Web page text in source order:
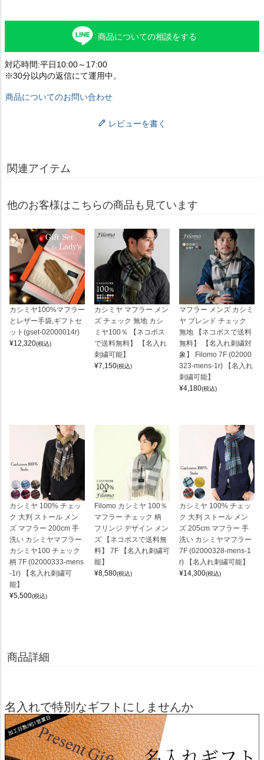
商品についての相談をする
対応時間:平日10:00～17:00
※30分以内の返信にて運用中。
商品についてのお問い合わせ
レビューを書く
関連アイテム
他のお客様はこちらの商品も見ています
カシミヤ100%マフラー
とレザー手袋,ギフトセ
ット(gset-02000014r)
¥12,320(税込)
カシミヤ マフラー メン
ズ チェック 無地 カシ
ミヤ100％ 【ネコポス
で送料無料】 【名入れ
刺繍可能】
¥7,150(税込)
マフラー メンズ カシミ
ヤ ブレンド チェック
無地 【ネコポスで送料
無料】 【名入れ刺繍対
象】 Filomo 7F (02000
323-mens-1r) 【名入れ
刺繍可能】
¥4,180(税込)
カシミヤ 100% チェッ
ク 大判 ストール メン
ズ マフラー 200cm 手
洗い カシミヤマフラー
カシミヤ100 チェック
柄 7F (02000333-mens
-1r) 【名入れ刺繍可
能】
¥5,500(税込)
Filomo カシミヤ 100％
マフラー チェック 柄
フリンジ デザイン メン
ズ 【ネコポスで送料無
料】 7F 【名入れ刺繍可
能】
¥8,580(税込)
カシミヤ 100% チェッ
ク 大判 ストール メン
ズ 205cm マフラー 手
洗い カシミヤマフラー
7F (02000328-mens-1
r) 【名入れ刺繍可能】
¥14,300(税込)
商品詳細
名入れで特別なギフトにしませんか